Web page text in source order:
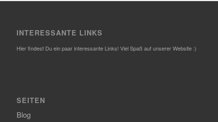
INTERESSANTE LINKS
Hier findest Du ein paar interessante Links! Viel Spaß auf unserer Website :)
SEITEN
Blog